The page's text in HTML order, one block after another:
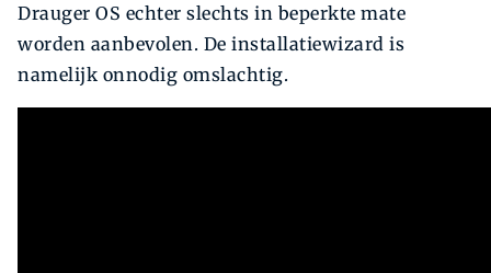
Drauger OS echter slechts in beperkte mate
worden aanbevolen. De installatiewizard is
namelijk onnodig omslachtig.